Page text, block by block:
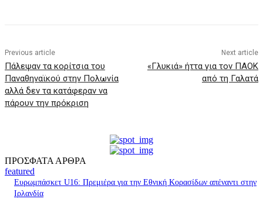
Previous article
Πάλεψαν τα κορίτσια του
Παναθηναϊκού στην Πολωνία
αλλά δεν τα κατάφεραν να
πάρουν την πρόκριση
Next article
«Γλυκιά» ήττα για τον ΠΑΟΚ
από τη Γαλατά
ΠΡΟΣΦΑΤΑ ΑΡΘΡΑ
featured
Ευρωμπάσκετ U16: Πρεμιέρα για την Εθνική Κορασίδων απέναντι στην
Ιρλανδία